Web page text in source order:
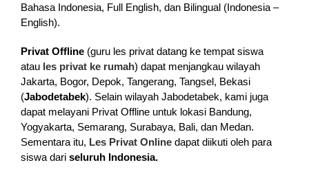
Bahasa Indonesia, Full English, dan Bilingual (Indonesia –
English).
Privat Offline(guru les privat datang ke tempat siswa
ataules privat ke rumah) dapat menjangkau wilayah
Jakarta, Bogor, Depok, Tangerang, Tangsel, Bekasi
(Jabodetabek). Selain wilayah Jabodetabek, kami juga
dapat melayani Privat Offline untuk lokasi Bandung,
Yogyakarta, Semarang, Surabaya, Bali, dan Medan.
Sementara itu, Les Privat Onlinedapat diikuti oleh para
siswa dari seluruh Indonesia.